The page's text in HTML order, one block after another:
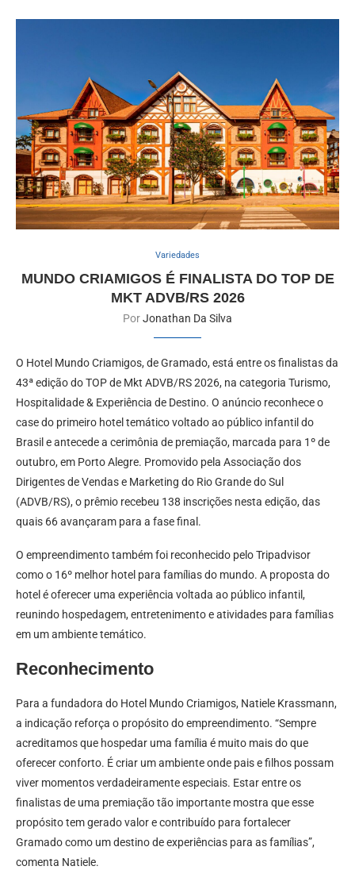
Variedades
MUNDO CRIAMIGOS É FINALISTA DO TOP DE
MKT ADVB/RS 2026
PorJonathan Da Silva
O Hotel Mundo Criamigos, de Gramado, está entre os finalistas da
43ª edição do TOP de Mkt ADVB/RS 2026, na categoria Turismo,
Hospitalidade & Experiência de Destino. O anúncio reconhece o
case do primeiro hotel temático voltado ao público infantil do
Brasil e antecede a cerimônia de premiação, marcada para 1º de
outubro, em Porto Alegre. Promovido pela Associação dos
Dirigentes de Vendas e Marketing do Rio Grande do Sul
(ADVB/RS), o prêmio recebeu 138 inscrições nesta edição, das
quais 66 avançaram para a fase final.
O empreendimento também foi reconhecido pelo Tripadvisor
como o 16º melhor hotel para famílias do mundo. A proposta do
hotel é oferecer uma experiência voltada ao público infantil,
reunindo hospedagem, entretenimento e atividades para famílias
em um ambiente temático.
Reconhecimento
Para a fundadora do Hotel Mundo Criamigos, Natiele Krassmann,
a indicação reforça o propósito do empreendimento. “Sempre
acreditamos que hospedar uma família é muito mais do que
oferecer conforto. É criar um ambiente onde pais e filhos possam
viver momentos verdadeiramente especiais. Estar entre os
finalistas de uma premiação tão importante mostra que esse
propósito tem gerado valor e contribuído para fortalecer
Gramado como um destino de experiências para as famílias”,
comenta Natiele.